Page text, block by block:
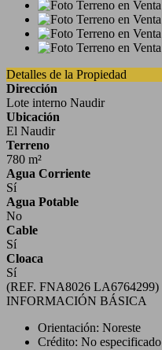
Detalles de la Propiedad
Dirección
Lote interno Naudir
Ubicación
El Naudir
Terreno
780 m²
Agua Corriente
Sí
Agua Potable
No
Cable
Sí
Cloaca
Sí
(REF. FNA8026 LA6764299)
INFORMACIÓN BÁSICA
Orientación: Noreste
Crédito: No especificado